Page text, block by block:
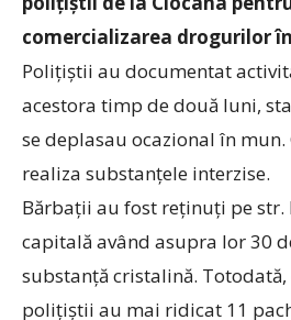
comercializarea drogurilor
Polițiștii au documentat
acestora timp de două luni,
se deplasau ocazional în
realiza substanțele interzise.
Bărbații au fost reținuți pe
capitală având asupra lor 30
substanță cristalină.
polițiștii au mai ridicat 11